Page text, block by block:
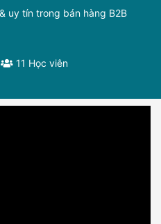
uy tín trong bán hàng B2B
11 Học viên